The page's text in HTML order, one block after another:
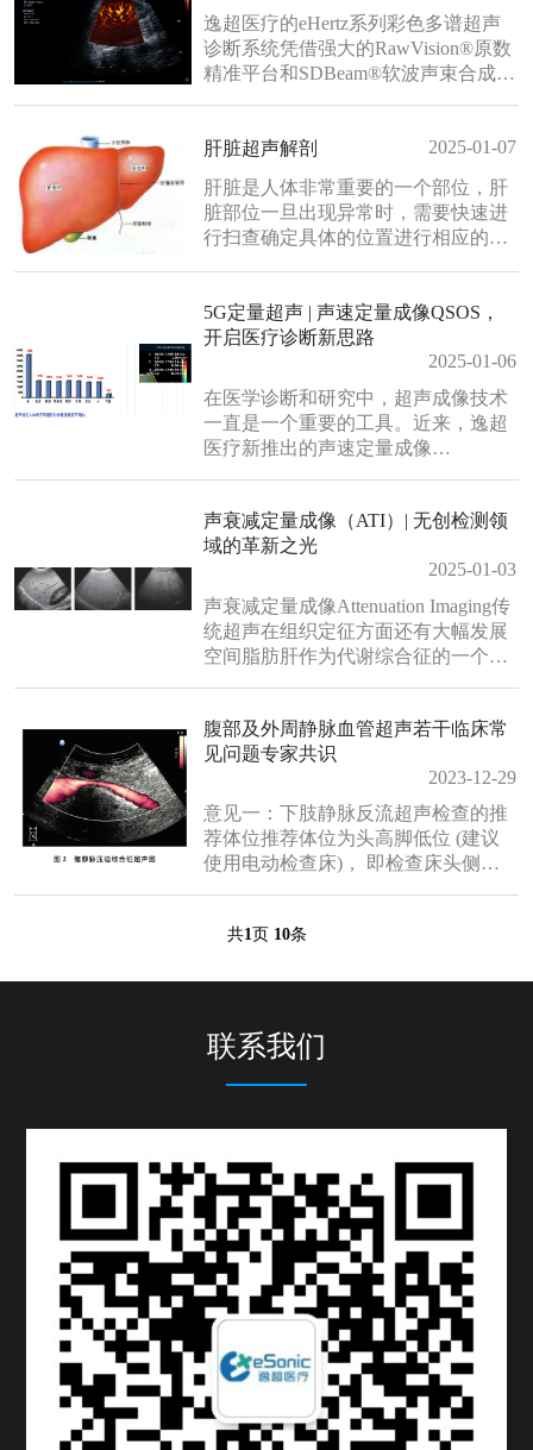
新的QSOS®声速定量成像技术正
以“无创、定量、高效”的优势，为肝
脏疾病的筛查与诊疗注入革新力
量。“肝者，将军之官也”肝脏是我......
逸超医疗的eHertz系列彩色多谱超声
诊断系统凭借强大的RawVision®原数
精准平台和SDBeam®软波声束合成技
成像。彩色多普勒血流(CDFI)检查
时，通常会将滤波器的频率设置为大
约50hz，并随时调整标尺和增益，以
便在背景噪声发生前显示小血管......
肝脏超声解剖
2025-01-07
肝脏是人体非常重要的一个部位，肝
脏部位一旦出现异常时，需要快速进
行扫查确定具体的位置进行相应的治
结节增生、原发性肝癌、转移性肝
癌、肝包虫病等病变的重要手段，了
解肝脏的解剖结构也是必不可少的，
肝脏的解剖没有想象中的那么难，我
们可以按下面方式来展开进行了解：
即......
5G定量超声 | 声速定量成像QSOS，
开启医疗诊断新思路
2025-01-06
在医学诊断和研究中，超声成像技术
一直是一个重要的工具。近来，逸超
医疗新推出的声速定量成像
兴的超声成像技术，正逐渐受到关
注。这种新近问世的的超声成像技
术，是通过测量超声波在不同组织中
的传播速度，来反映不同器官或者病
变的病理......
声衰减定量成像（ATI）| 无创检测领
域的革新之光
2025-01-03
声衰减定量成像Attenuation Imaging传
统超声在组织定征方面还有大幅发展
空间脂肪肝作为代谢综合征的一个重
胁。早期诊断并及时治疗脂肪肝是防
止疾病进展的关键。传统的超声成像
（US）是一种广泛使用的筛查肝脏脂
肪性改变的方法，通过肝脏实质回
声、肝内血......
腹部及外周静脉血管超声若干临床常
见问题专家共识
2023-12-29
意见一：下肢静脉反流超声检查的推
荐体位推荐体位为头高脚低位 (建议
使用电动检查床)， 即检查床头侧高
荐俯卧位评价下肢静脉反流。意见
肢远端静脉反流......
共1页 10条
联系我们